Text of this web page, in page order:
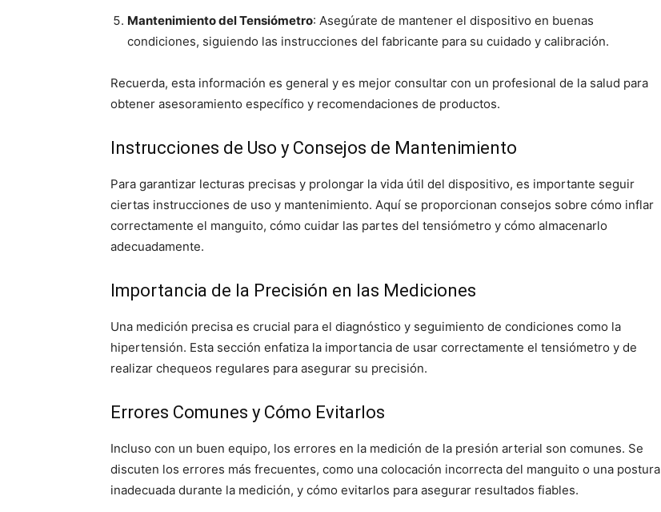
Mantenimiento del Tensiómetro: Asegúrate de mantener el dispositivo en buenas
condiciones, siguiendo las instrucciones del fabricante para su cuidado y calibración.
Recuerda, esta información es general y es mejor consultar con un profesional de la salud para
obtener asesoramiento específico y recomendaciones de productos.
Instrucciones de Uso y Consejos de Mantenimiento
Para garantizar lecturas precisas y prolongar la vida útil del dispositivo, es importante seguir
ciertas instrucciones de uso y mantenimiento. Aquí se proporcionan consejos sobre cómo inflar
correctamente el manguito, cómo cuidar las partes del tensiómetro y cómo almacenarlo
adecuadamente.
Importancia de la Precisión en las Mediciones
Una medición precisa es crucial para el diagnóstico y seguimiento de condiciones como la
hipertensión. Esta sección enfatiza la importancia de usar correctamente el tensiómetro y de
realizar chequeos regulares para asegurar su precisión.
Errores Comunes y Cómo Evitarlos
Incluso con un buen equipo, los errores en la medición de la presión arterial son comunes. Se
discuten los errores más frecuentes, como una colocación incorrecta del manguito o una postura
inadecuada durante la medición, y cómo evitarlos para asegurar resultados fiables.